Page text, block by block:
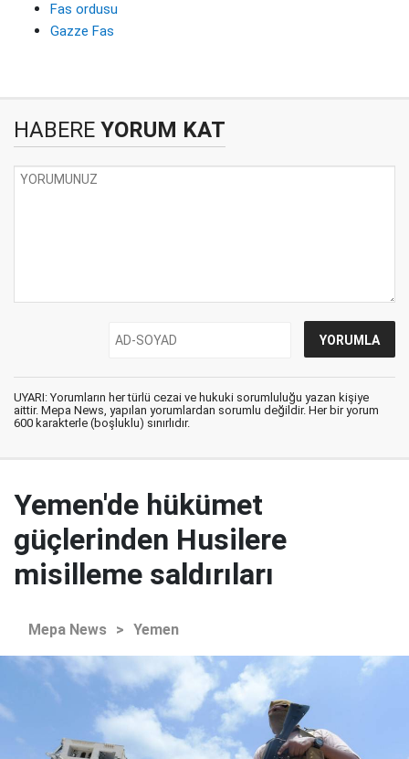
Fas ordusu
Gazze Fas
HABERE YORUM KAT
UYARI: Yorumların her türlü cezai ve hukuki sorumluluğu yazan kişiye
aittir. Mepa News, yapılan yorumlardan sorumlu değildir. Her bir yorum
600 karakterle (boşluklu) sınırlıdır.
Yemen'de hükümet
güçlerinden Husilere
misilleme saldırıları
Mepa News > Yemen